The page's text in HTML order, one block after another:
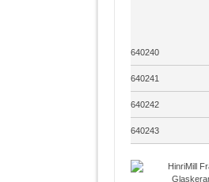
640240
640241
640242
640243